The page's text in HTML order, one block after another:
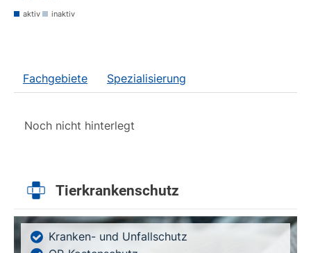
aktiv inaktiv
Fachgebiete Spezialisierung
Noch nicht hinterlegt
Tierkrankenschutz
Kranken- und Unfallschutz